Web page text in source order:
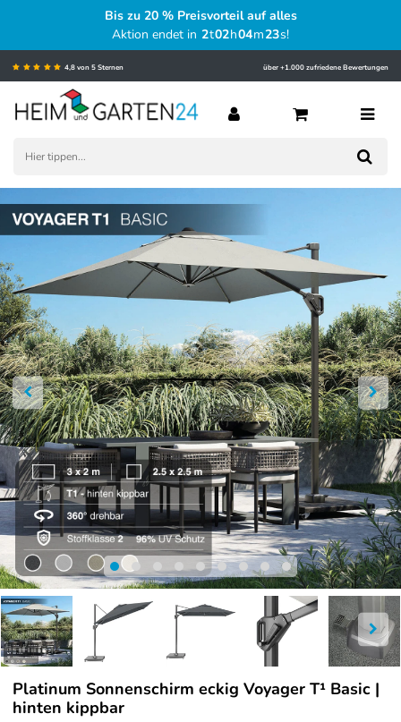
Bis zu 20 % Preisvorteil auf alles
Aktion endet in 2t02h04m22s!
4,8 von 5 Sternen über +1.000 zufriedene Bewertungen
Platinum Sonnenschirm eckig Voyager T¹ Basic |
hinten kippbar